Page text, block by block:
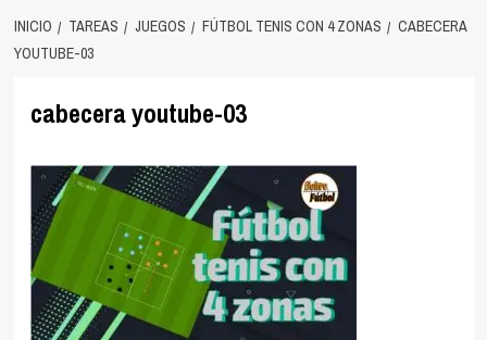
INICIO TAREAS JUEGOS FÚTBOL TENIS CON 4 ZONAS
CABECERA
YOUTUBE-03
cabecera youtube-03